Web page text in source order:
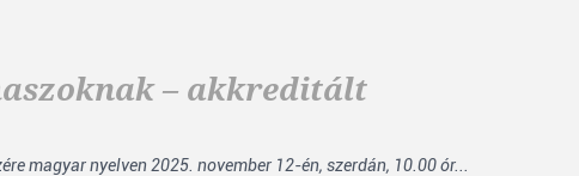
– akkreditált
magyar nyelven 2025. november 12-én, szerdán, 10.00 ór...